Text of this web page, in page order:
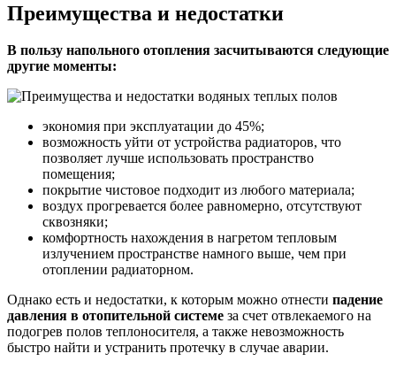
Преимущества и недостатки
В пользу напольного отопления засчитываются следующие
другие моменты:
экономия при эксплуатации до 45%;
возможность уйти от устройства радиаторов, что
позволяет лучше использовать пространство
помещения;
покрытие чистовое подходит из любого материала;
воздух прогревается более равномерно, отсутствуют
сквозняки;
комфортность нахождения в нагретом тепловым
излучением пространстве намного выше, чем при
отоплении радиаторном.
Однако есть и недостатки, к которым можно отнести падение
давления в отопительной системе за счет отвлекаемого на
подогрев полов теплоносителя, а также невозможность
быстро найти и устранить протечку в случае аварии.